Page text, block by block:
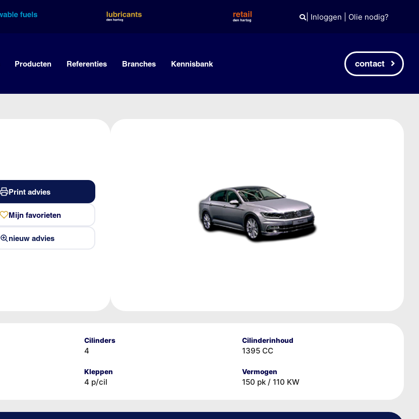
| Inloggen Olie nodig?
Producten Referenties Branches Kennisbank contact
Print advies
Mijn favorieten
nieuw advies
Cilinders
4
Cilinderinhoud
1395 CC
Kleppen
4 p/cil
Vermogen
150 pk / 110 KW